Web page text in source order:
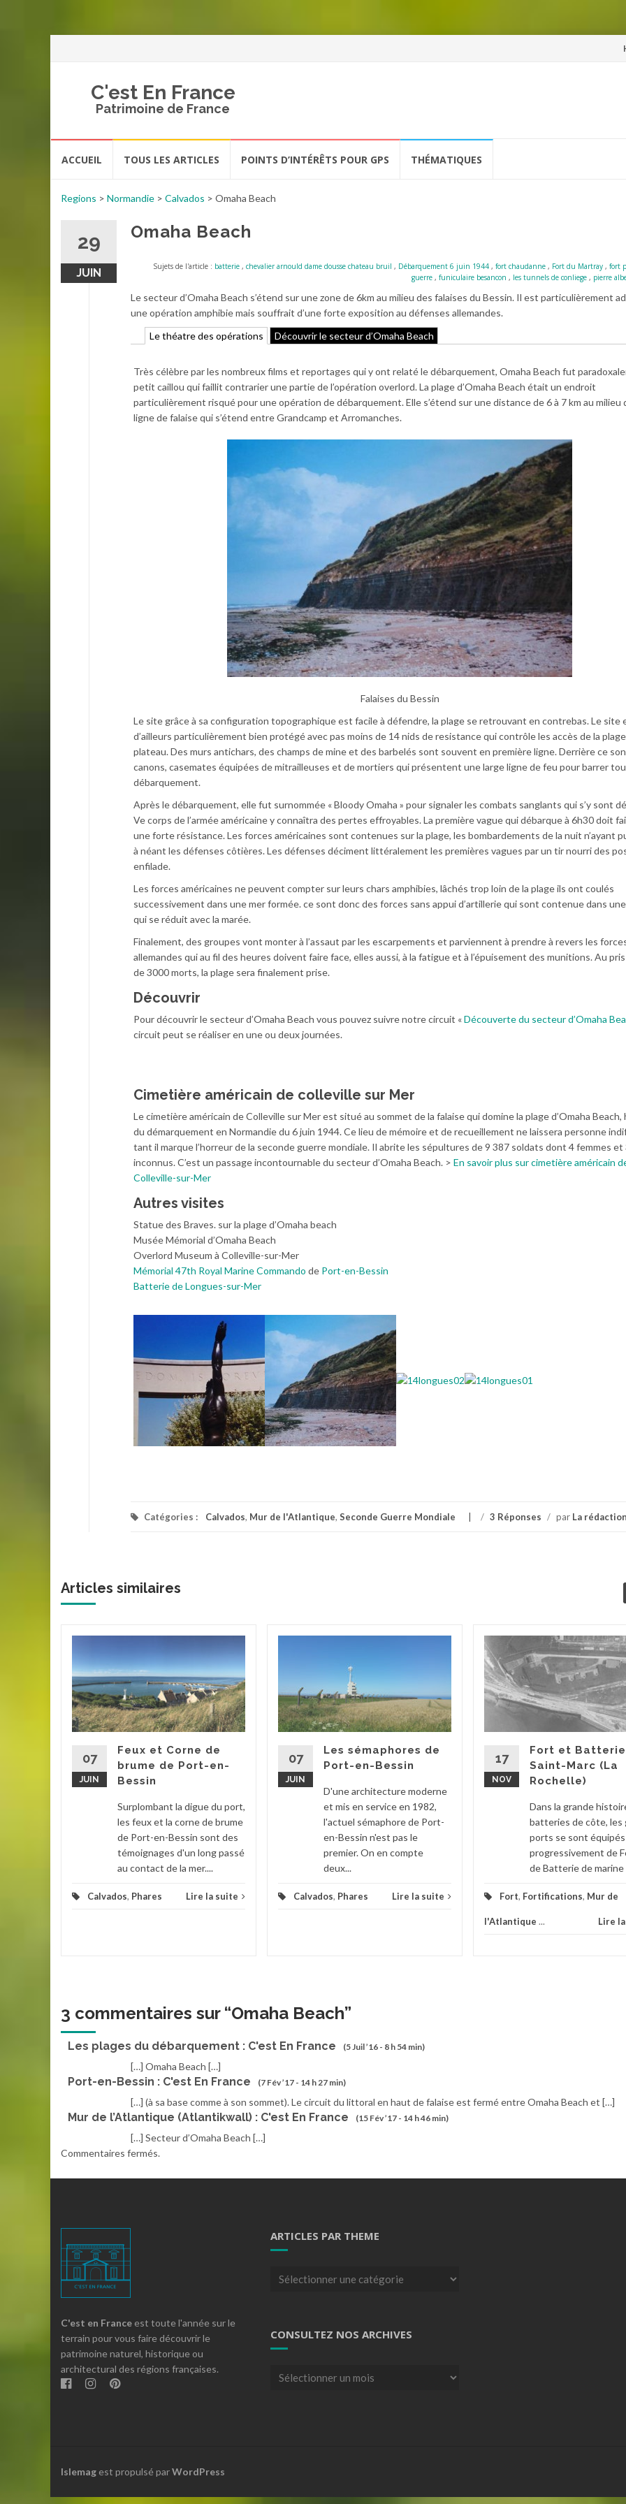
C'est En France
Patrimoine de France
ACCUEIL TOUS LES ARTICLES POINTS D’INTÉRÊTS POUR GPS THÉMATIQUES
Regions > Normandie > Calvados > Omaha Beach
29
JUIN
Omaha Beach
Sujets de l'article : batterie , chevalier arnould dame dousse chateau bruil , Débarquement 6 juin 1944 , fort chaudanne , Fort du Martray , fort
guerre , funiculaire besancon , les tunnels de conliege , pierre
Le secteur d’Omaha Beach s’étend sur une zone de 6km au milieu des falaises du Bessin. Il est particulièrement
une opération amphibie mais souffrait d’une forte exposition au défenses allemandes.
Le théatre des opérations
Découvrir le secteur d’Omaha Beach
Très célèbre par les nombreux films et reportages qui y ont relaté le débarquement, Omaha Beach fut
petit caillou qui faillit contrarier une partie de l’opération overlord. La plage d’Omaha Beach était un endroit
particulièrement risqué pour une opération de débarquement. Elle s’étend sur une distance de 6 à 7 km au milieu
ligne de falaise qui s’étend entre Grandcamp et Arromanches.
Falaises du Bessin
Le site grâce à sa configuration topographique est facile à défendre, la plage se retrouvant en contrebas. Le site
d’ailleurs particulièrement bien protégé avec pas moins de 14 nids de resistance qui contrôle les accès de la
plateau. Des murs antichars, des champs de mine et des barbelés sont souvent en première ligne. Derrière ce
canons, casemates équipées de mitrailleuses et de mortiers qui présentent une large ligne de feu pour barrer
débarquement.
Après le débarquement, elle fut surnommée « Bloody Omaha » pour signaler les combats sanglants qui s’y sont
Ve corps de l’armée américaine y connaîtra des pertes effroyables. La première vague qui débarque à 6h30 doit
une forte résistance. Les forces américaines sont contenues sur la plage, les bombardements de la nuit n’ayant
à néant les défenses côtières. Les défenses déciment littéralement les premières vagues par un tir nourri des
enfilade.
Les forces américaines ne peuvent compter sur leurs chars amphibies, lâchés trop loin de la plage ils ont coulés
successivement dans une mer formée. ce sont donc des forces sans appui d’artillerie qui sont contenue dans
qui se réduit avec la marée.
Finalement, des groupes vont monter à l’assaut par les escarpements et parviennent à prendre à revers les
allemandes qui au fil des heures doivent faire face, elles aussi, à la fatigue et à l’épuisement des munitions. Au
de 3000 morts, la plage sera finalement prise.
Découvrir
Pour découvrir le secteur d’Omaha Beach vous pouvez suivre notre circuit «Découverte du secteur d’Omaha
circuit peut se réaliser en une ou deux journées.
Cimetière américain de colleville sur Mer
Le cimetière américain de Colleville sur Mer est situé au sommet de la falaise qui domine la plage d’Omaha Beach,
du démarquement en Normandie du 6 juin 1944. Ce lieu de mémoire et de recueillement ne laissera personne
tant il marque l’horreur de la seconde guerre mondiale. Il abrite les sépultures de 9 387 soldats dont 4 femmes et
inconnus. C’est un passage incontournable du secteur d’Omaha Beach. > En savoir plus sur cimetière américain
Colleville-sur-Mer
Autres visites
Statue des Braves. sur la plage d’Omaha beach
Musée Mémorial d’Omaha Beach
Overlord Museum à Colleville-sur-Mer
Mémorial 47th Royal Marine Commando de Port-en-Bessin
Batterie de Longues-sur-Mer
Catégories : Calvados, Mur de l'Atlantique, Seconde Guerre Mondiale / 3 Réponses / par La
Articles similaires
07
JUIN
Feux et Corne de
brume de Port-en-
Bessin
Surplombant la digue du port,
les feux et la corne de brume
de Port-en-Bessin sont des
témoignages d'un long passé
au contact de la mer....
Calvados, Phares Lire la suite
07
JUIN
Les sémaphores de
Port-en-Bessin
D'une architecture moderne
et mis en service en 1982,
l'actuel sémaphore de Port-
en-Bessin n'est pas le
premier. On en compte
deux...
Calvados, Phares Lire la suite
17
NOV
Fort et
Saint-Marc (La
Rochelle)
Dans la grande
batteries de côte, les
ports se sont équipés
progressivement de
de Batterie de marine
Fort, Fortifications, Mur de
l'Atlantique ... Lire
3 commentaires sur “Omaha Beach”
Les plages du débarquement : C'est En France (5 Juil ’16 - 8 h 54 min)
[…] Omaha Beach […]
Port-en-Bessin : C'est En France (7 Fév ’17 - 14 h 27 min)
[…] (à sa base comme à son sommet). Le circuit du littoral en haut de falaise est fermé entre Omaha Beach et […]
Mur de l’Atlantique (Atlantikwall) : C'est En France (15 Fév ’17 - 14 h 46 min)
[…] Secteur d’Omaha Beach […]
Commentaires fermés.
C'est en France est toute l'année sur le
terrain pour vous faire découvrir le
patrimoine naturel, historique ou
architectural des régions françaises.
ARTICLES PAR THEME
Articles
CONSULTEZ NOS ARCHIVES
Consultez
Islemag est propulsé parWordPress